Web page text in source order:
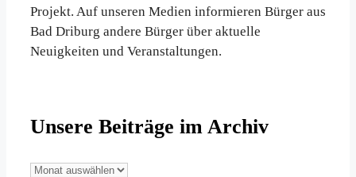
Projekt. Auf unseren Medien informieren Bürger aus
Bad Driburg andere Bürger über aktuelle
Neuigkeiten und Veranstaltungen.
Unsere Beiträge im Archiv
Unsere